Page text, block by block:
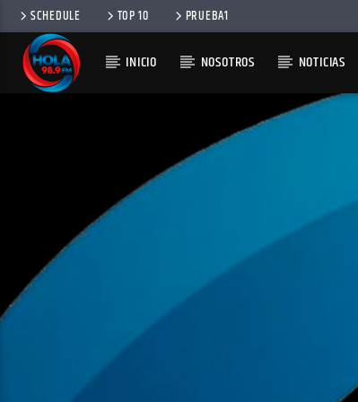
SCHEDULE TOP 10 PRUEBA1
INICIO NOSOTROS NOTICIAS